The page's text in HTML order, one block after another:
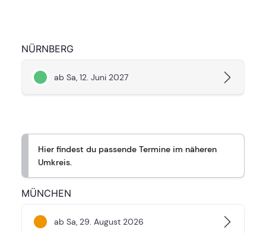
NÜRNBERG
ab Sa, 12. Juni 2027
Hier findest du passende Termine im näheren
Umkreis.
MÜNCHEN
ab Sa, 29. August 2026